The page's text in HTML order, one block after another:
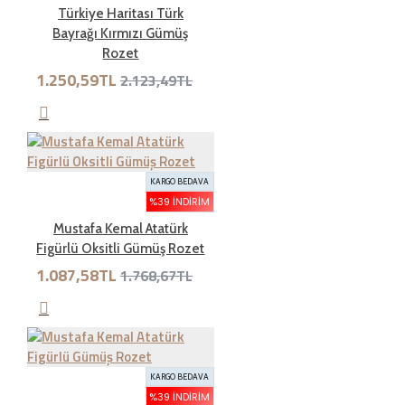
kargo müşteriye aittir
İade şartları nelerdir?
İade etmek üzere gönderdiğiniz ürünlerde tam olması
gereken öğeleri aşağıda bulabilirsiniz. Bunlardan herhangi
birinin eksik olması durumunda ürün iadesi kabul
• Ürünün faturası
• 7 günlük süre içerisinde iade edilecek ürünlerin kutusu,
ambalajı, varsa standart aksesuarları ile birlikte eksiksiz
ve hasarsız olarak teslim edilmesi gerekmektedir.
Türkiye Haritası Türk
Bayrağı Kırmızı Gümüş
Rozet
1.250,59TL 2.123,49TL
KARGO BEDAVA
%39 İNDIRIM
Mustafa Kemal Atatürk
Figürlü Oksitli Gümüş Rozet
1.087,58TL 1.768,67TL
KARGO BEDAVA
%39 İNDIRIM